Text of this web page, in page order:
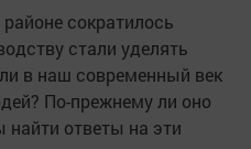
сократилось
стали уделять
в наш современный век
По-прежнему ли оно
ответы на эти